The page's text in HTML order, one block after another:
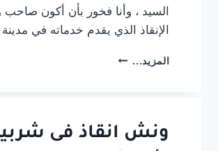
السيد ، وأنا فخور بأن أكون
الإنقاذ الذي يقدم خدماته في
المزيد... تجربتي
سيارات
في
ونش انقاذ فى